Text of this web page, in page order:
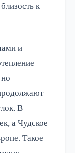
к
и
В
а Чудское
Такое